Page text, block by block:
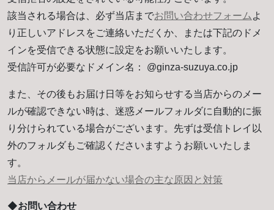
該当される場合は、必ず当店までお問い合わせフォーム よ
り正しいアドレスをご連絡いただくか、または下記のドメ
インを受信できる状態に設定をお願いいたします。
受信許可が必要なドメイン名： @ginza-suzuya.co.jp
また、その後もお届け日等をお知らせする当店からのメー
ルが確認できない時は、迷惑メールフォルダに自動的に振
り分けられている場合がございます。先ずは受信トレイ以
外のフォルダもご確認くださいますようお願いいたしま
す。
当店からメールが届かない場合の主な原因と対策
◆お問い合わせ